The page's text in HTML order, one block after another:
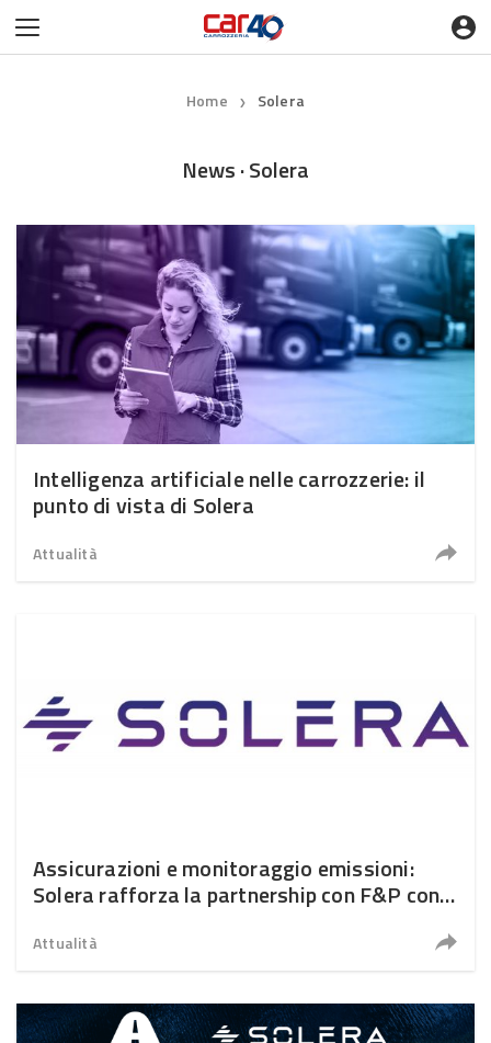
Home ❯ Solera
News · Solera
Intelligenza artificiale nelle carrozzerie: il
punto di vista di Solera
Attualità
Assicurazioni e monitoraggio emissioni:
Solera rafforza la partnership con F&P con
Attualità